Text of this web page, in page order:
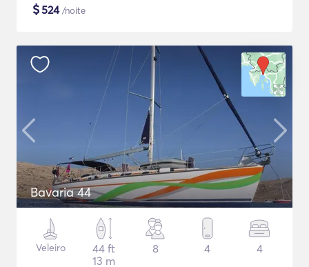
$524/noite
Bavaria 44
Veleiro
44 ft
13 m
8 4 4